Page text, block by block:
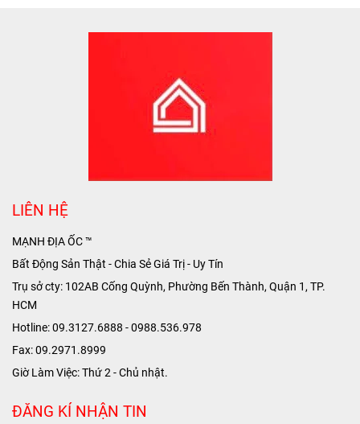
LIÊN HỆ
MẠNH ĐỊA ỐC ™
Bất Động Sản Thật - Chia Sẻ Giá Trị - Uy Tín
Trụ sở cty: 102AB Cống Quỳnh, Phường Bến Thành, Quận 1, TP.
HCM
Hotline: 09.3127.6888 - 0988.536.978
Fax: 09.2971.8999
Giờ Làm Việc: Thứ 2 - Chủ nhật.
ĐĂNG KÍ NHẬN TIN